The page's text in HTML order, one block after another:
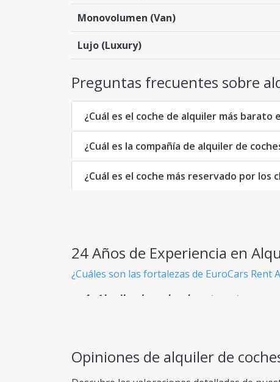
Monovolumen (Van)
Lujo (Luxury)
Preguntas frecuentes sobre
¿Cuál es el coche de alquiler más barato
¿Cuál es la compañía de alquiler de
¿Cuál es el coche más reservado por los
24 Años de Experiencia en
¿Cuáles son las fortalezas de EuroCars Rent
Alquiler de coches baratos y
Opiniones de alquiler de